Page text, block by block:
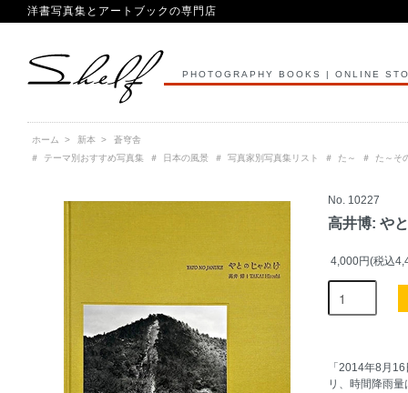
洋書写真集とアートブックの専門店
PHOTOGRAPHY BOOKS | ONLINE
ホーム > 新本 >
蒼穹舎
＃
テーマ別おすすめ写真集＃ 日本の風景＃ 写真家別写真集リスト ＃ た～ ＃ た～そ
No. 10227
高井博: や
4,000円(税込
「2014年8月
リ、時間降雨